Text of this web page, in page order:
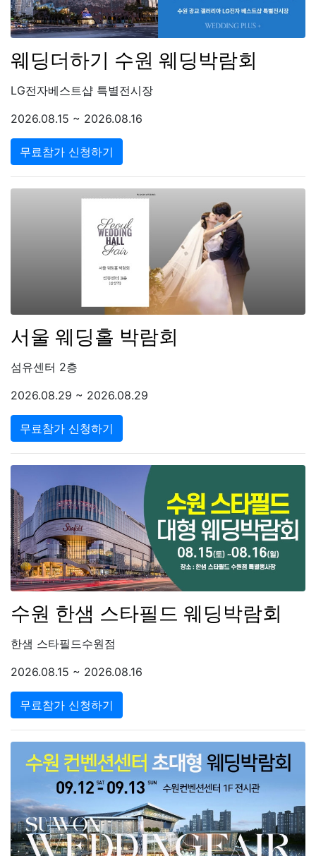
웨딩더하기 수원 웨딩박람회
LG전자베스트샵 특별전시장
2026.08.15 ~ 2026.08.16
무료참가 신청하기
서울 웨딩홀 박람회
섬유센터 2층
2026.08.29 ~ 2026.08.29
무료참가 신청하기
수원 한샘 스타필드 웨딩박람회
한샘 스타필드수원점
2026.08.15 ~ 2026.08.16
무료참가 신청하기